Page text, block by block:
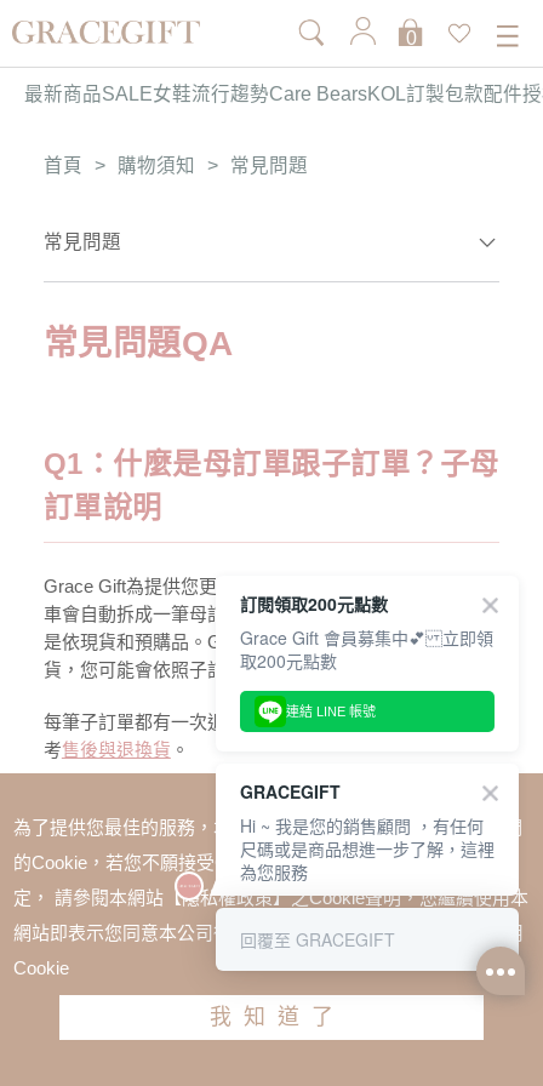
0
最新商品SALE女鞋流行趨勢Care BearsKOL訂製包款配件
首頁 > 購物須知 > 常見問題
常見問題
常見問題QA
Q1：什麼是母訂單跟子訂單？子母
訂單說明
Grace Gift為提供您更方便更順暢的購物流程，您的購物
車會自動拆成一筆母訂單內包含不同子訂單，子訂單拆法
是依現貨和預購品。Grace Gift會依據不同子訂單幫您出
貨，您可能會依照子訂單分成多次收到商品。
每筆子訂單都有一次退/換貨機會，詳細退換貨說明請參
考售後與退換貨 。
Grace Gift官方網站會依照現貨及預購日期拆
成各子訂單。
舉例說明: 1張母訂單有2項現貨商品和2項預購商品，共
會拆成3張子訂單。1張現貨子訂單，2張預購子訂單。
為了提供您最佳的服務，本網站會在您的電腦中放置並取用我們
的Cookie，若您不願接受Cookie時應如何變更電腦的Cookie設
定， 請參閱本網站【隱私權政策】之Cookie聲明，您繼續使用本
網站即表示您同意本公司得按本網站使用條款之Cookie聲明使用
Cookie
我知道了
訂閱領取200元點數
Grace Gift 會員募集中💕 立即領
取200元點數
連結 LINE 帳號
GRACEGIFT
Hi ~ 我是您的銷售顧問 ，有任何
尺碼或是商品想進一步了解，這裡
為您服務
回覆至 GRACEGIFT